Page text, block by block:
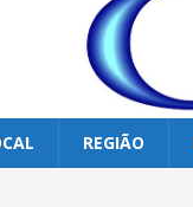
REGIÃO